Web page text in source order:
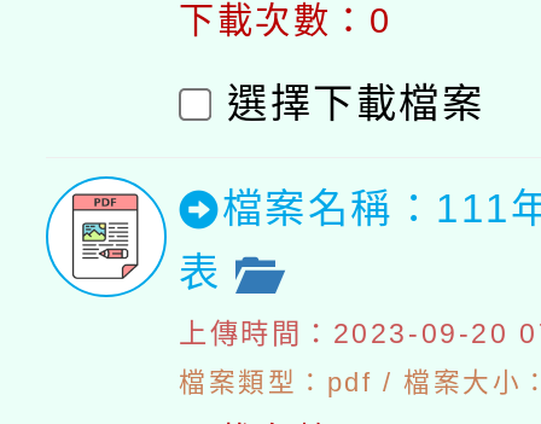
下載次數：0
選擇下載檔案
檔案名稱：111
表
上傳時間：2023-09-20
檔案類型：pdf / 檔案大小